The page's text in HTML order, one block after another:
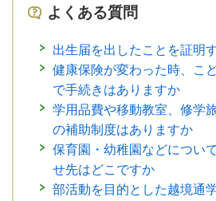
よくある質問
出生届を出したことを証明
健康保険が変わった時、こ
で手続きはありますか
学用品費や移動教室、修学
の補助制度はありますか
保育園・幼稚園などについ
せ先はどこですか
部活動を目的とした越境通